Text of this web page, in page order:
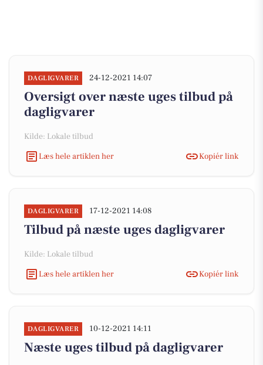
DAGLIGVARER 24-12-2021 14:07
Oversigt over næste uges tilbud på
dagligvarer
Kilde: Lokale tilbud
Læs hele artiklen her
Kopiér link
DAGLIGVARER 17-12-2021 14:08
Tilbud på næste uges dagligvarer
Kilde: Lokale tilbud
Læs hele artiklen her
Kopiér link
DAGLIGVARER 10-12-2021 14:11
Næste uges tilbud på dagligvarer